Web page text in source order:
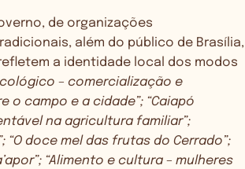
de organizações
além do público de Brasília,
a identidade local dos modos
– comercialização e
o campo e a cidade”; “Caiapó
na agricultura familiar”;
“O doce mel das frutas do Cerrado”;
“Alimento e cultura – mulheres